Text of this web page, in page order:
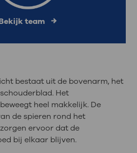
team
bestaat uit de bovenarm, het
Het
heel makkelijk. De
de spieren rond het
ervoor dat de
bij elkaar blijven.